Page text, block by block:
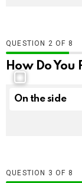
QUESTION OF 8
How Do You
On the side
QUESTION OF 8